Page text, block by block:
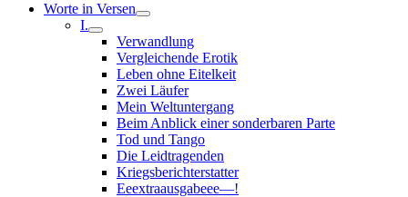
Worte in Versen
I.
Verwandlung
Vergleichende Erotik
Leben ohne Eitelkeit
Zwei Läufer
Mein Weltuntergang
Beim Anblick einer sonderbaren Parte
Tod und Tango
Die Leidtragenden
Kriegsberichterstatter
Eeextraausgabeee—!